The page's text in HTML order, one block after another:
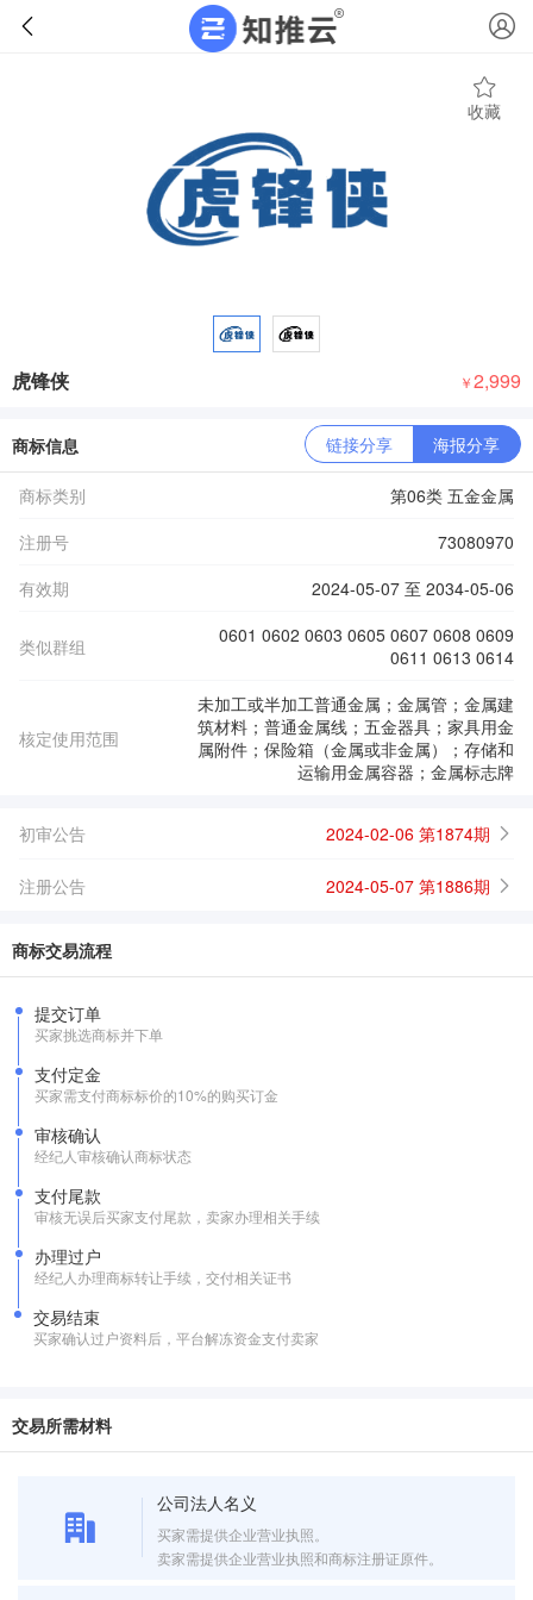
收藏
虎锋侠 ￥2,999
商标信息 链接分享 海报分享
商标类别
第06类 五金金属
注册号
73080970
有效期
2024-05-07 至 2034-05-06
类似群组
0601 0602 0603 0605 0607 0608 0609
0611 0613 0614
核定使用范围
未加工或半加工普通金属；金属管；金属建
筑材料；普通金属线；五金器具；家具用金
属附件；保险箱（金属或非金属）；存储和
运输用金属容器；金属标志牌
初审公告 2024-02-06 第1874期
注册公告 2024-05-07 第1886期
商标交易流程
提交订单
买家挑选商标并下单
支付定金
买家需支付商标标价的10%的购买订金
审核确认
经纪人审核确认商标状态
支付尾款
审核无误后买家支付尾款，卖家办理相关手续
办理过户
经纪人办理商标转让手续，交付相关证书
交易结束
买家确认过户资料后，平台解冻资金支付卖家
交易所需材料
公司法人名义
买家需提供企业营业执照。
卖家需提供企业营业执照和商标注册证原件。